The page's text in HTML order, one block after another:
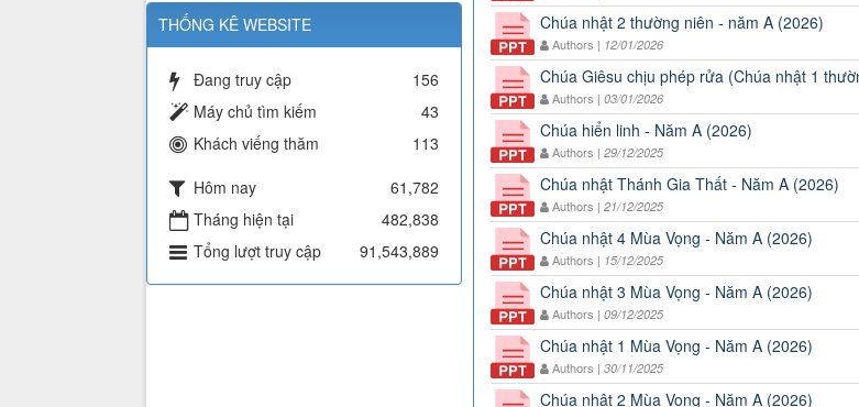
THỐNG KÊ WEBSITE
Đang truy cập
156
Máy chủ tìm kiếm
43
Khách viếng thăm
113
Hôm nay
61,782
Tháng hiện tại
482,838
Tổng lượt truy cập
91,543,889
Chúa nhật 2 thường niên - năm A (2026)
Authors | 12/01/2026
Chúa Giêsu chịu phép rửa (Chúa nhật 1
Authors | 03/01/2026
Chúa hiển linh - Năm A (2026)
Authors | 29/12/2025
Chúa nhật Thánh Gia Thất - Năm A (2026)
Authors | 21/12/2025
Chúa nhật 4 Mùa Vọng - Năm A (2026)
Authors | 15/12/2025
Chúa nhật 3 Mùa Vọng - Năm A (2026)
Authors | 09/12/2025
Chúa nhật 1 Mùa Vọng - Năm A (2026)
Authors | 30/11/2025
Chúa nhật 2 Mùa Vọng - Năm A (2026)